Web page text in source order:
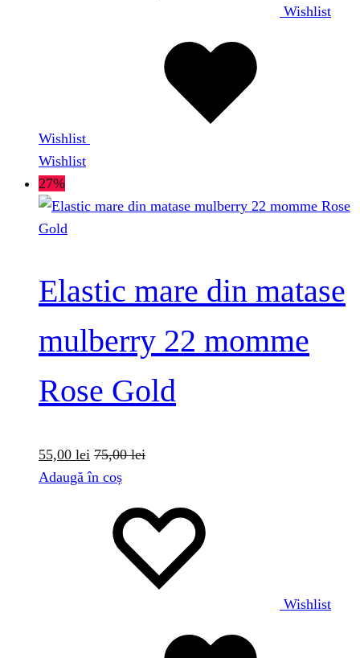
Wishlist
Wishlist
Wishlist
27%
Elastic mare din matase
mulberry 22 momme
Rose Gold
55,00 lei 75,00lei
Adaugă în coș
Wishlist